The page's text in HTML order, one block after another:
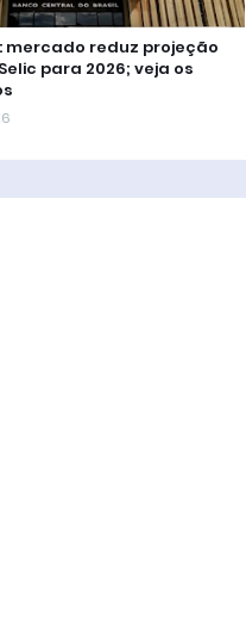
mercado reduz projeção
para 2026; veja os